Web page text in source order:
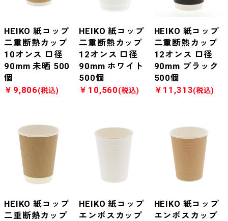
HEIKO 紙コップ
二重断熱カップ
10オンス 口径
90mm 未晒 500
個
￥9,806(税込)
HEIKO 紙コップ
二重断熱カップ
12オンス 口径
90mm ホワイト
500個
￥10,560(税込)
HEIKO 紙コップ
二重断熱カップ
12オンス 口径
90mm ブラック
500個
￥11,313(税込)
HEIKO 紙コップ
二重断熱カップ
HEIKO 紙コップ
エンボスカップ
HEIKO 紙コップ
エンボスカップ